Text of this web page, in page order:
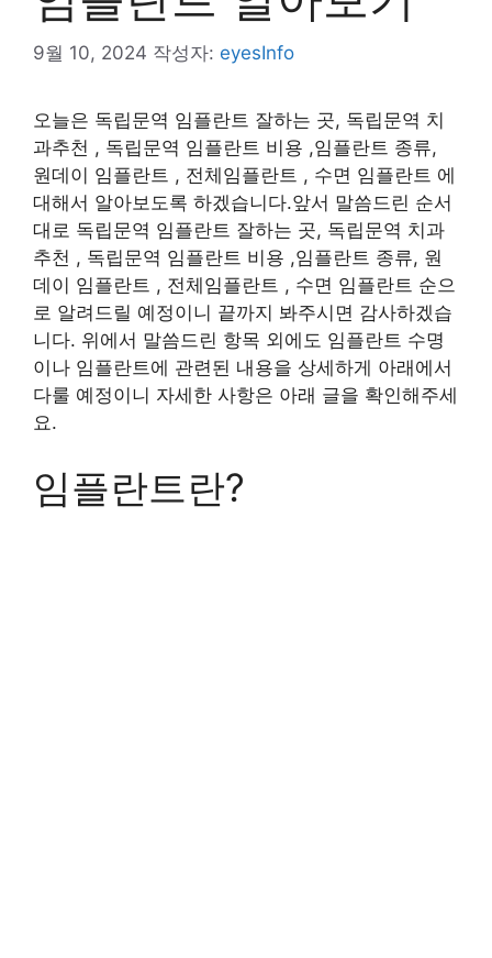
9월 10, 2024 작성자: eyesInfo
오늘은 독립문역 임플란트 잘하는 곳, 독립문역 치
과추천 , 독립문역 임플란트 비용 ,임플란트 종류,
원데이 임플란트 , 전체임플란트 , 수면 임플란트 에
대해서 알아보도록 하겠습니다.앞서 말씀드린 순서
대로 독립문역 임플란트 잘하는 곳, 독립문역 치과
추천 , 독립문역 임플란트 비용 ,임플란트 종류, 원
데이 임플란트 , 전체임플란트 , 수면 임플란트 순으
로 알려드릴 예정이니 끝까지 봐주시면 감사하겠습
니다. 위에서 말씀드린 항목 외에도 임플란트 수명
이나 임플란트에 관련된 내용을 상세하게 아래에서
다룰 예정이니 자세한 사항은 아래 글을 확인해주세
요.
임플란트란?